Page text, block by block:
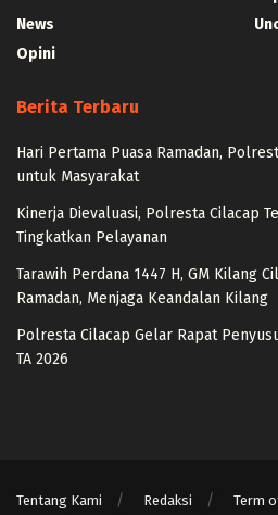
News
Opini
Berita Terbaru
Hari Pertama Puasa Ramadan,
untuk Masyarakat
Kinerja Dievaluasi, Polresta Cilacap
Tingkatkan Pelayanan
Tarawih Perdana 1447 H, GM Kilang
Ramadan, Menjaga Keandalan Kilang
Polresta Cilacap Gelar Rapat
TA 2026
Tentang Kami Redaksi Term